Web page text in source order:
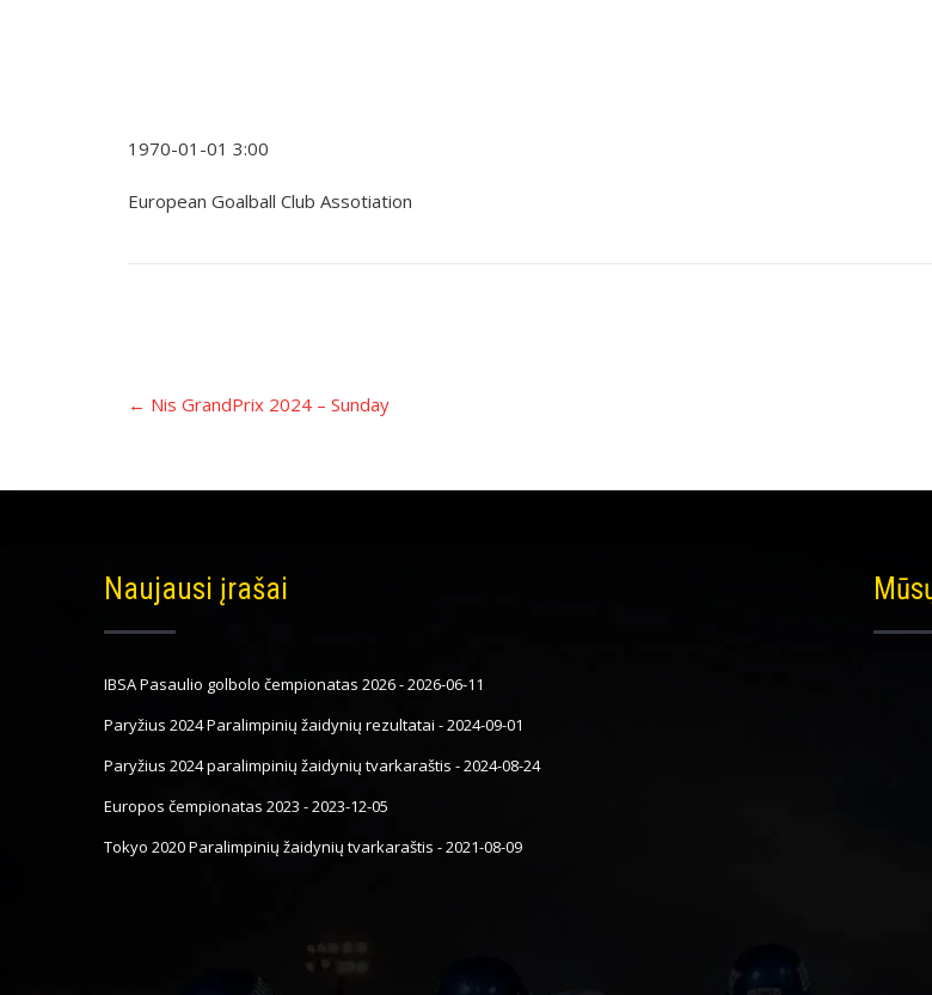
1970-01-01 3:00
European Goalball Club Assotiation
navigacija
← Nis GrandPrix 2024 – Sunday
Naujausi įrašai
IBSA Pasaulio golbolo čempionatas 2026-2026-06-11
Paryžius 2024 Paralimpinių žaidynių rezultatai -2024-09-01
Paryžius 2024 paralimpinių žaidynių tvarkaraštis -2024-08-24
Europos čempionatas 2023 -2023-12-05
Tokyo 2020 Paralimpinių žaidynių tvarkaraštis -2021-08-09